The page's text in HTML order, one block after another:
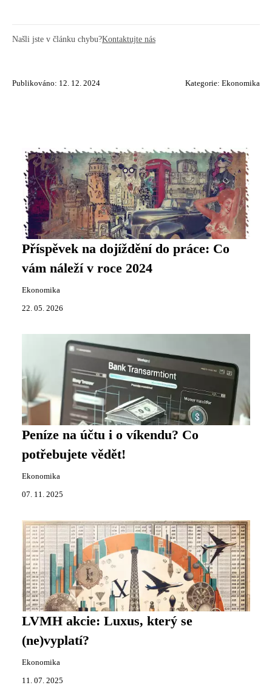
Našli jste v článku chybu?Kontaktujte nás
Publikováno: 12. 12. 2024 Kategorie: Ekonomika
Příspěvek na dojíždění do práce: Co
vám náleží v roce 2024
Ekonomika
22. 05. 2026
Peníze na účtu i o víkendu? Co
potřebujete vědět!
Ekonomika
07. 11. 2025
LVMH akcie: Luxus, který se
(ne)vyplatí?
Ekonomika
11. 07. 2025